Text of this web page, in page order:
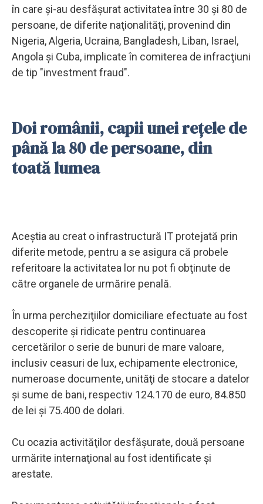
în care şi-au desfăşurat activitatea între 30 şi 80 de
persoane, de diferite naţionalităţi, provenind din
Nigeria, Algeria, Ucraina, Bangladesh, Liban, Israel,
Angola şi Cuba, implicate în comiterea de infracţiuni
de tip "investment fraud".
Doi românii, capii unei rețele de
până la 80 de persoane, din
toată lumea
Aceştia au creat o infrastructură IT protejată prin
diferite metode, pentru a se asigura că probele
referitoare la activitatea lor nu pot fi obţinute de
către organele de urmărire penală.
În urma percheziţiilor domiciliare efectuate au fost
descoperite şi ridicate pentru continuarea
cercetărilor o serie de bunuri de mare valoare,
inclusiv ceasuri de lux, echipamente electronice,
numeroase documente, unităţi de stocare a datelor
şi sume de bani, respectiv 124.170 de euro, 84.850
de lei şi 75.400 de dolari.
Cu ocazia activităţilor desfăşurate, două persoane
urmărite internaţional au fost identificate şi
arestate.